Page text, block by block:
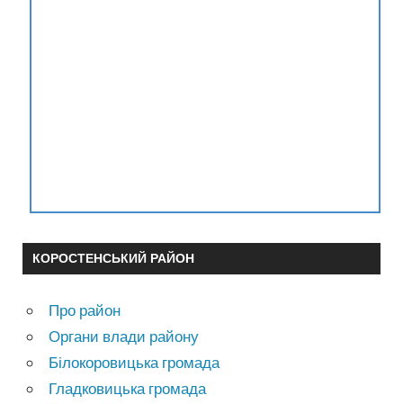
КОРОСТЕНСЬКИЙ РАЙОН
Про район
Органи влади району
Білокоровицька громада
Гладковицька громада